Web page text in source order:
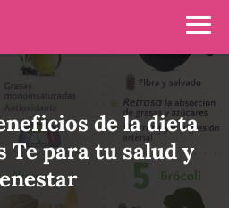
de la dieta
Te para tu salud y